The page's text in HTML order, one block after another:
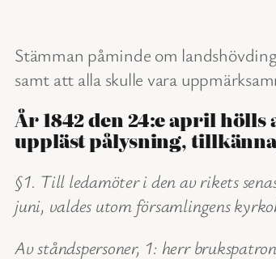
Stämman påminde om
samt att alla skulle vara
År 1842 den 24:e april
uppläst pålysning,
§1. Till ledamöter i den av rikets
juni, valdes utom församlingens
Av ståndspersoner, 1: herr